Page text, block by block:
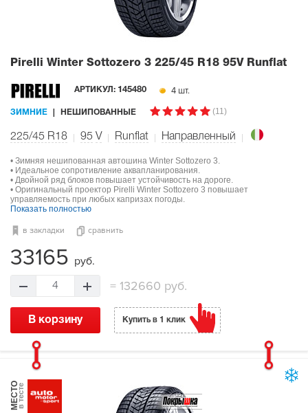
Pirelli Winter Sottozero 3 225/45 R18 95V Runflat
АРТИКУЛ: 145480 4 шт.
ЗИМНИЕ НЕШИПОВАННЫЕ (11)
225/45 R18 95 V Runflat Направленный
• Зимняя нешипованная автошина Winter Sottozero 3.
• Идеальное сопротивление аквапланирования.
• Двойной ряд блоков повышает устойчивость на дороге.
• Оригинальный проектор Pirelli Winter Sottozero 3 повышает
управляемость при любых капризах погоды.
Показать полностью
в закладки сравнить
33165 руб.
4 =132660 руб.
В корзину Купить в 1 клик
МЕСТОв тесте